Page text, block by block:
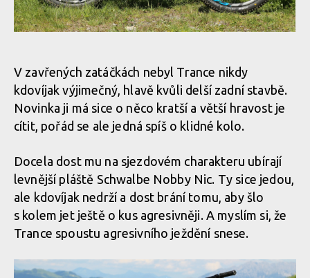
Giant Trance
V zavřených zatáčkách nebyl Trance nikdy
kdovíjak výjimečný, hlavě kvůli delší zadní stavbě.
Novinka ji má sice o něco kratší a větší hravost je
cítit, pořád se ale jedná spíš o klidné kolo.
Docela dost mu na sjezdovém charakteru ubírají
levnější pláště Schwalbe Nobby Nic. Ty sice jedou,
ale kdovíjak nedrží a dost brání tomu, aby šlo
s kolem jet ještě o kus agresivněji. A myslím si, že
Trance spoustu agresivního ježdění snese.